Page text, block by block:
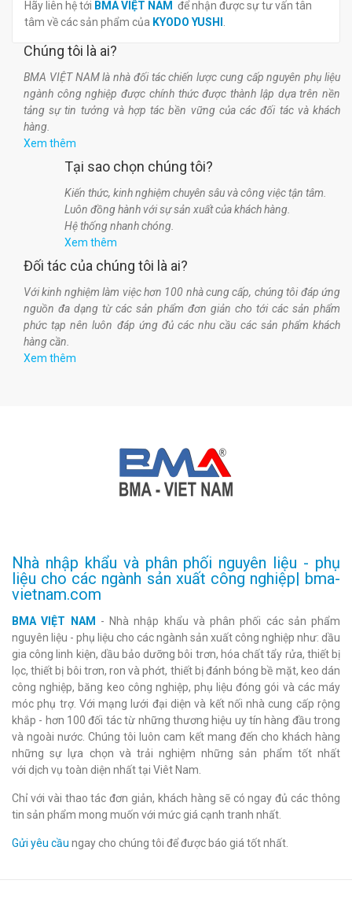
Hãy liên hệ tới BMA VIỆT NAM để nhận được sự tư vấn tân
tâm về các sản phẩm của KYODO YUSHI
Chúng tôi là ai?
BMA VIỆT NAM là nhà đối tác chiến lược cung cấp nguyên phụ liệu
ngành công nghiệp được chính thức được thành lập dựa trên nền
tảng sự tin tưởng và hợp tác bền vững của các đối tác và khách
hàng.
Xem thêm
Tại sao chọn chúng tôi?
Kiến thức, kinh nghiệm chuyên sâu và công việc tận tâm.
Luôn đồng hành với sự sản xuất của khách hàng.
Hệ thống nhanh chóng.
Xem thêm
Đối tác của chúng tôi là ai?
Với kinh nghiệm làm việc hơn 100 nhà cung cấp, chúng tôi đáp ứng
nguồn đa dạng từ các sản phẩm đơn giản cho tới các sản phẩm
phức tạp nên luôn đáp ứng đủ các nhu cầu các sản phẩm khách
hàng cần.
Xem thêm
Nhà nhập khẩu và phân phối nguyên liệu - phụ
liệu cho các ngành sản xuất công nghiệp| bma-
vietnam.com
BMA VIỆT NAM
- Nhà nhập khẩu và phân phối các sản phẩm
nguyên liệu - phụ liệu cho các ngành sản xuất công nghiệp như: dầu
gia công linh kiện, dầu bảo dưỡng bôi trơn, hóa chất tẩy rửa, thiết bị
lọc, thiết bị bôi trơn, ron và phớt, thiết bị đánh bóng bề mặt, keo dán
công nghiệp, băng keo công nghiệp, phụ liệu đóng gói và các máy
móc phụ trợ. Với mạng lưới đại diện và kết nối nhà cung cấp rộng
khắp - hơn 100 đối tác từ những thương hiệu uy tín hàng đầu trong
và ngoài nước. Chúng tôi luôn cam kết mang đến cho khách hàng
những sự lựa chọn và trải nghiệm những sản phẩm tốt nhất
với dịch vụ toàn diện nhất tại Viêt Nam.
Chỉ với vài thao tác đơn giản, khách hàng sẽ có ngay đủ các thông
tin sản phẩm mong muốn với mức giá cạnh tranh nhất.
Gửi yêu cầu ngay cho chúng tôi để được báo giá tốt nhất.